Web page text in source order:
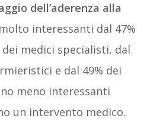
dell’aderenza alla
interessanti dal 47%
medici specialisti, dal
e dal 49% dei
meno interessanti
un intervento medico.